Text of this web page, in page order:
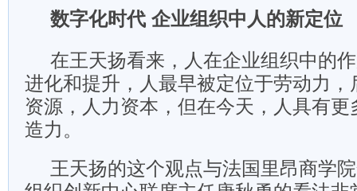
数字化时代 企业组织中人的新定位
在王天扬看来，人在企业组织中的
进化和提升，人最早被定位于劳动力，
资源，人力资本，但在今天，人具有更
造力。
王天扬的这个观点与法国里昂商学